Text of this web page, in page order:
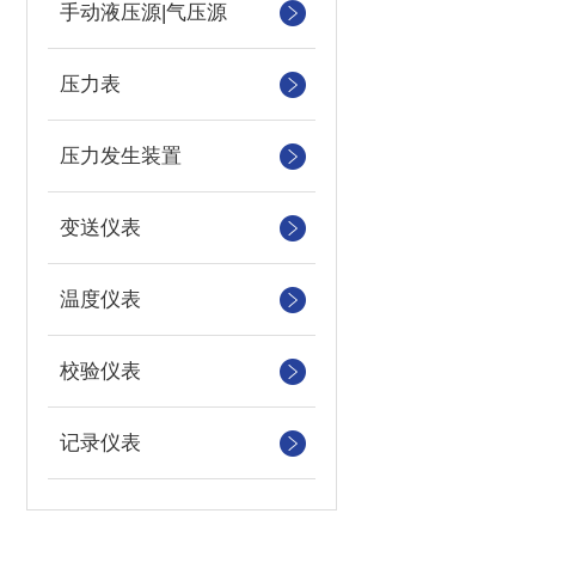
手动液压源|气压源
压力表
压力发生装置
变送仪表
温度仪表
校验仪表
记录仪表